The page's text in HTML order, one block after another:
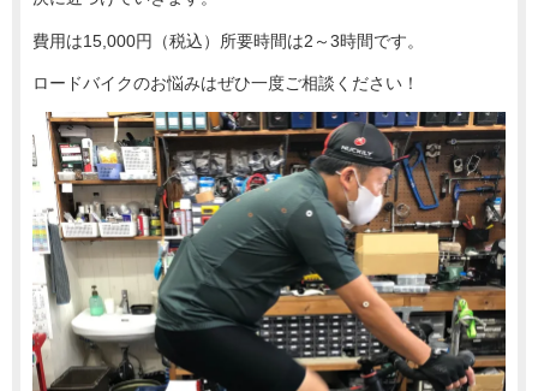
費用は15,000円（税込）所要時間は2～3時間です。
ロードバイクのお悩みはぜひ一度ご相談ください！